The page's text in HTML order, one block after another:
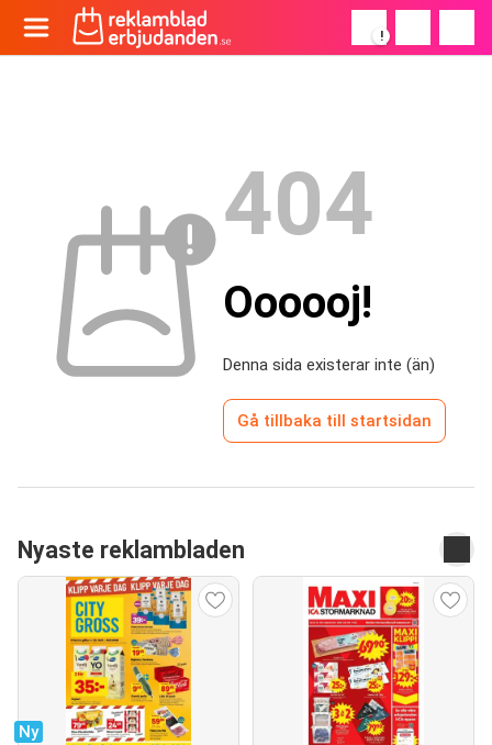
!
404
Oooooj!
Denna sida existerar inte (än)
Gå tillbaka till startsidan
Nyaste reklambladen
Ny